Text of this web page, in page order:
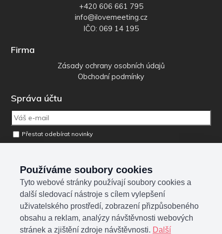
+420 606 661 795
info@ilovemeeting.cz
IČO: 069 14 195
Firma
Zásady ochrany osobních údajů
Obchodní podmínky
Správa účtu
Přestat odebírat novinky
Sociální sítě
Používáme soubory cookies
Tyto webové stránky používají soubory cookies a
další sledovací nástroje s cílem vylepšení
uživatelského prostředí, zobrazení přizpůsobeného
obsahu a reklam, analýzy návštěvnosti webových
stránek a zjištění zdroje návštěvnosti. Další